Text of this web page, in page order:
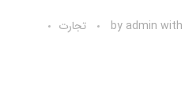
by admin with
تجارت